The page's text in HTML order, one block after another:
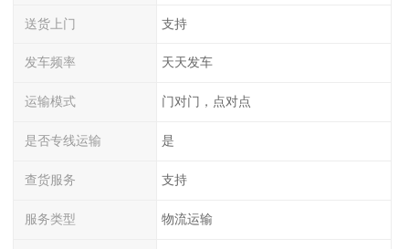
送货上门 支持
发车频率 天天发车
运输模式 门对门，点对点
是否专线运输 是
查货服务 支持
服务类型 物流运输